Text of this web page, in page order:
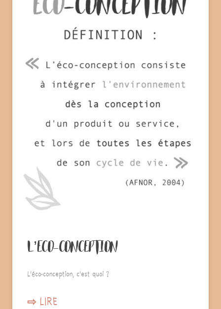
L’ECO-CONCEPTION
L’éco-conception, c’est quoi ?
⇨ LIRE